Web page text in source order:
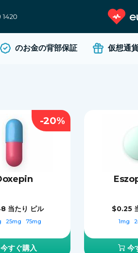
のお金の背部保証 仮想通貨
当たり ピル
25mg 75mg
今すぐ購入
-20%
$0.25
1mg
今